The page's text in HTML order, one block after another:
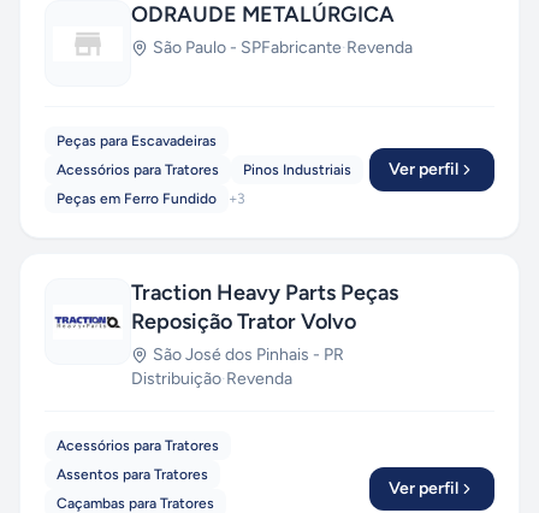
ODRAUDE METALÚRGICA
São Paulo - SPFabricante·Revenda
Peças para Escavadeiras
Acessórios para Tratores
Pinos Industriais
Peças em Ferro Fundido
+3
Ver perfil
Traction Heavy Parts Peças
Reposição Trator Volvo
São José dos Pinhais - PR
Distribuição·Revenda
Acessórios para Tratores
Assentos para Tratores
Caçambas para Tratores
Ver perfil